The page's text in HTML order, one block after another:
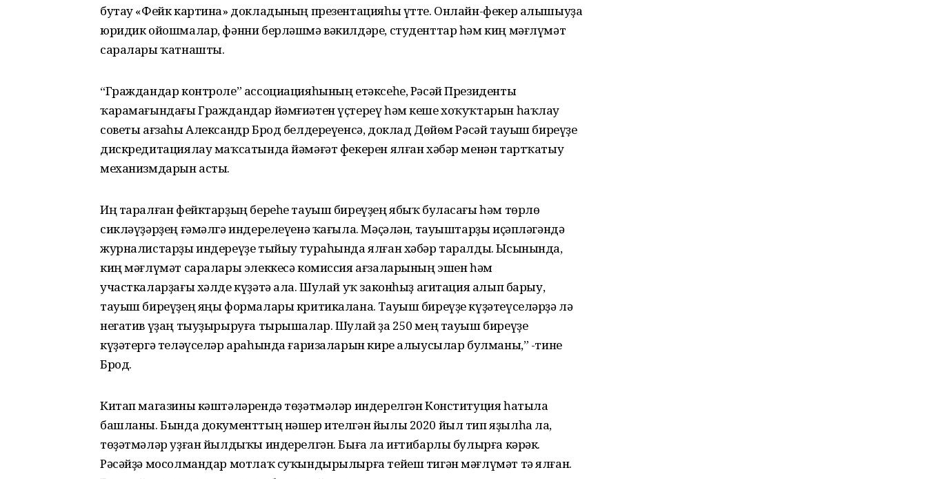
бутау «Фейк картина» докладының презентацияһы үтте. Онлайн-фекер алышыуҙа
юридик ойошмалар, фәнни берләшмә вәкилдәре, студенттар һәм киң мәғлүмәт
саралары ҡатнашты.
“Граждандар контроле” ассоциацияһының етәксеһе, Рәсәй Президенты
ҡарамағындағы Граждандар йәмғиәтен үҫтереү һәм кеше хоҡуҡтарын һаҡлау
советы ағзаһы Александр Брод белдереүенсә, доклад Дөйөм Рәсәй тауыш биреүҙе
дискредитациялау маҡсатында йәмәғәт фекерен ялған хәбәр менән тартҡатыу
механизмдарын асты.
Иң таралған фейктарҙың береһе тауыш биреүҙең ябыҡ буласағы һәм төрлө
сикләүҙәрҙең ғәмәлгә индерелеүенә ҡағыла. Мәҫәлән, тауыштарҙы иҫәпләгәндә
журналистарҙы индереүҙе тыйыу тураһында ялған хәбәр таралды. Ысынында,
киң мәғлүмәт саралары элеккесә комиссия ағзаларының эшен һәм
участкаларҙағы хәлде күҙәтә ала. Шулай уҡ законһыҙ агитация алып барыу,
тауыш биреүҙең яңы формалары критикалана. Тауыш биреүҙе күҙәтеүселәрҙә лә
негатив үҙаң тыуҙырыруға тырышалар. Шулай ҙа 250 мең тауыш биреүҙе
күҙәтергә теләүселәр араһында ғаризаларын кире алыусылар булманы,” -тине
Брод.
Китап магазины кәштәләрендә төҙәтмәләр индерелгән Конституция һатыла
башланы. Бында документтың нәшер ителгән йылы 2020 йыл тип яҙылһа ла,
төҙәтмәләр уҙған йылдыҡы индерелгән. Быға ла иғтибарлы булырға кәрәк.
Рәсәйҙә мосолмандар мотлаҡ суҡындырылырға тейеш тигән мәғлүмәт тә ялған.